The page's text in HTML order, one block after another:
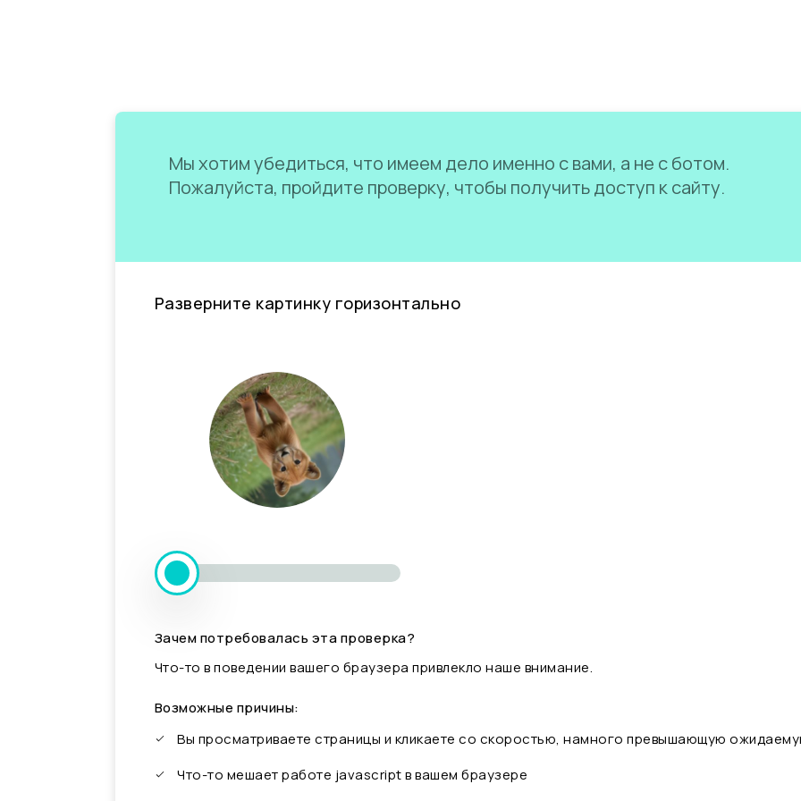
Мы хотим убедиться, что имеем дело именно с вами, а не с ботом.
Пожалуйста, пройдите проверку, чтобы получить доступ к сайту.
Разверните картинку горизонтально
Зачем потребовалась эта проверка?
Что-то в поведении вашего браузера привлекло наше внимание.
Возможные причины:
Вы просматриваете страницы и кликаете со скоростью, намного превышающую
Что-то мешает работе javascript в вашем браузере